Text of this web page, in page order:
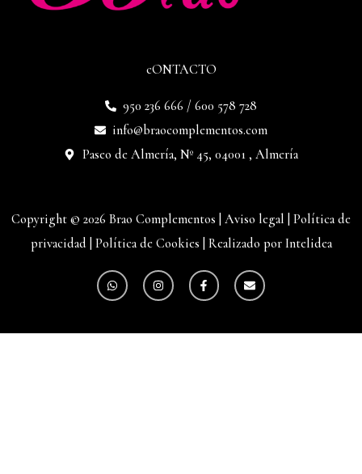
cONTACTO
950 236 666 / 600 578 728
info@braocomplementos.com
Paseo de Almería, Nº 45, 04001 , Almería
Copyright © 2026 Brao Complementos | Aviso legal Política de
privacidad Política de Cookies Realizado por Intelidea
W
h
a
a
I
n
s
g
F
a
c
o
E
n
v
o